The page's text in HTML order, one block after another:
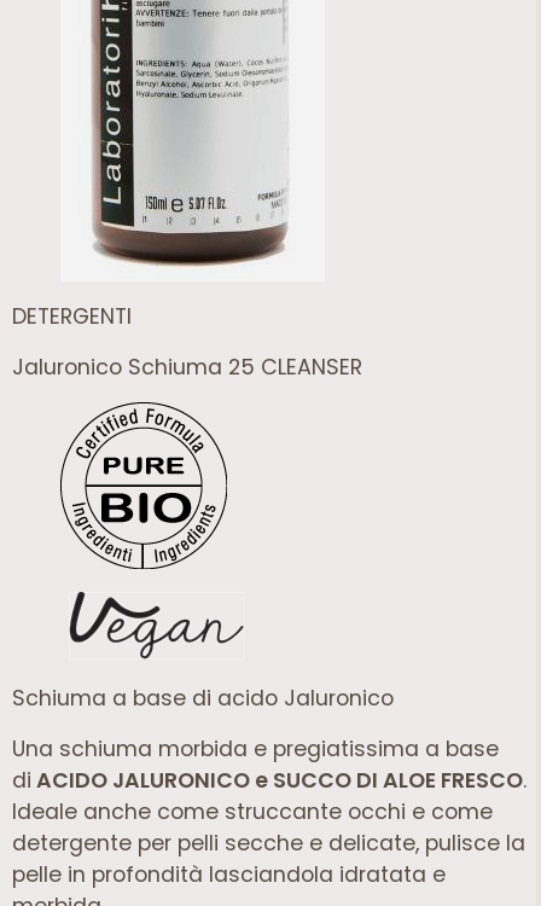
DETERGENTI
Jaluronico Schiuma 25 CLEANSER
Schiuma a base di acido Jaluronico
Una schiuma morbida e pregiatissima a base
di ACIDO JALURONICO e SUCCO DI ALOE FRESCO.
Ideale anche come struccante occhi e come
detergente per pelli secche e delicate, pulisce la
pelle in profondità lasciandola idratata e